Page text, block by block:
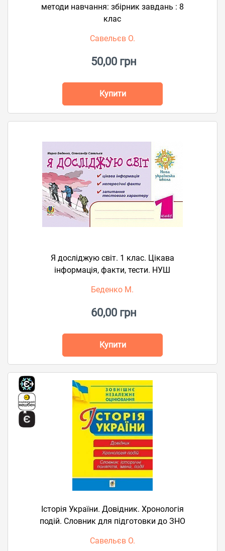
методи навчання: збірник завдань : 8
клас
Савельєв О.
50,00 грн
Купити
Я досліджую світ. 1 клас. Цікава
інформація, факти, тести. НУШ
Беденко М.
60,00 грн
Купити
Історія України. Довідник. Хронологія
подій. Словник для підготовки до ЗНО
Савельєв О.